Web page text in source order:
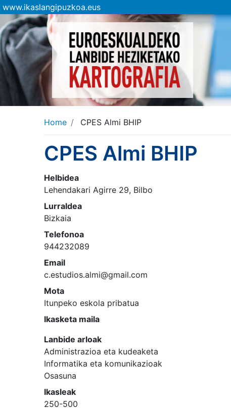
www.ikaslangipuzkoa.eus
Home CPES Almi BHIP
CPES Almi BHIP
Helbidea
Lehendakari Agirre 29, Bilbo
Lurraldea
Bizkaia
Telefonoa
944232089
Email
c.estudios.almi@gmail.com
Mota
Itunpeko eskola pribatua
Ikasketa maila
Lanbide arloak
Administrazioa eta kudeaketa
Informatika eta komunikazioak
Osasuna
Ikasleak
250-500